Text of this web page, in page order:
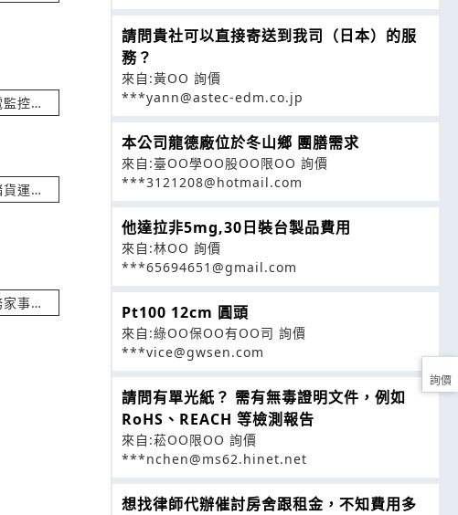
弱電監控電信
倉儲貨運快遞
家務家事服務
請問貴社可以直接寄送到我司（日本）的服
務？
來自:黃OO 詢價
***yann@astec-edm.co.jp
本公司龍德廠位於冬山鄉 團膳需求
來自:臺OO學OO股OO限OO 詢價
***3121208@hotmail.com
他達拉非5mg,30日裝台製品費用
來自:林OO 詢價
***65694651@gmail.com
Pt100 12cm 圓頭
來自:綠OO保OO有OO司 詢價
***vice@gwsen.com
請問有單光紙？ 需有無毒證明文件，例如
RoHS、REACH 等檢測報告
來自:菘OO限OO 詢價
***nchen@ms62.hinet.net
想找律師代辦催討房舍跟租金，不知費用多
詢價